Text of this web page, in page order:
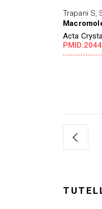
Trapani S,
Acta